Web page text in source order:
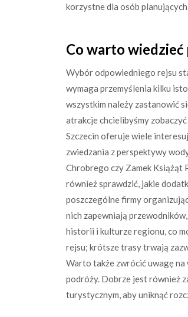
korzystne dla osób planujących
Co warto
Wybór odpowiedniego rejsu
wymaga przemyślenia kilku
wszystkim należy zastanowić
atrakcje chcielibyśmy
Szczecin oferuje wiele
zwiedzania z perspektywy
Chrobrego czy Zamek Książąt
również sprawdzić, jakie
poszczególne firmy
nich zapewniają
historii i kulturze regionu, co
rejsu; krótsze trasy trwają
Warto także zwrócić uwagę
podróży. Dobrze jest również
turystycznym, aby uniknąć